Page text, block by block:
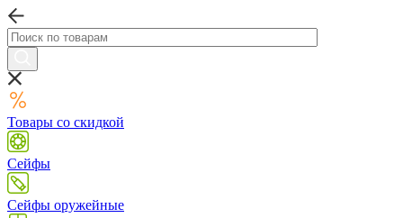
Товары со скидкой
Сейфы
Сейфы оружейные